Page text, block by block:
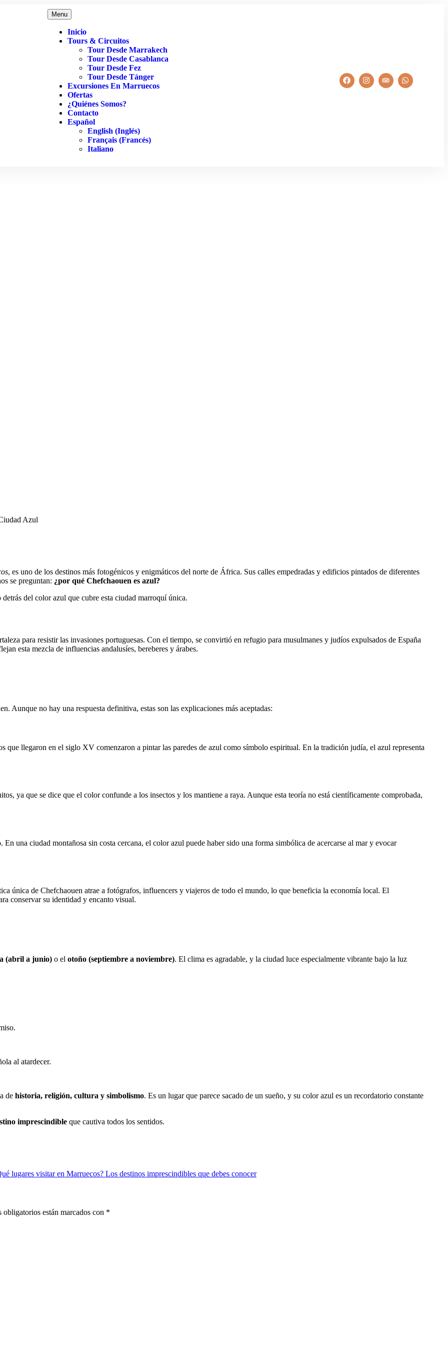
Menu
Inicio
Tours & Circuitos
Tour Desde Marrakech
Tour Desde Casablanca
Tour Desde Fez
Tour Desde Tánger
Excursiones En Marruecos
Ofertas
¿Quiénes Somos?
Contacto
Español
English (Inglés)
Français(Francés)
Italiano
, es uno de los destinos más fotogénicos y enigmáticos del norte de África. Sus calles empedradas y edificios pintados de diferentes
se preguntan: ¿por qué Chefchaouen es azul?
del color azul que cubre esta ciudad marroquí única.
para resistir las invasiones portuguesas. Con el tiempo, se convirtió en refugio para musulmanes y judíos expulsados de España
esta mezcla de influencias andalusíes, bereberes y árabes.
Aunque no hay una respuesta definitiva, estas son las explicaciones más aceptadas:
que llegaron en el siglo XV comenzaron a pintar las paredes de azul como símbolo espiritual. En la tradición judía, el azul representa
ya que se dice que el color confunde a los insectos y los mantiene a raya. Aunque esta teoría no está científicamente comprobada,
una ciudad montañosa sin costa cercana, el color azul puede haber sido una forma simbólica de acercarse al mar y evocar
única de Chefchaouen atrae a fotógrafos, influencers y viajeros de todo el mundo, lo que beneficia la economía local. El
conservar su identidad y encanto visual.
(abril a junio) o el otoño (septiembre a noviembre). El clima es agradable, y la ciudad luce especialmente vibrante bajo la luz
al atardecer.
de historia, religión, cultura y simbolismo. Es un lugar que parece sacado de un sueño, y su color azul es un recordatorio constante
imprescindible que cautiva todos los sentidos.
lugares visitar en Marruecos? Los destinos imprescindibles que debes conocer
obligatorios están marcados con *